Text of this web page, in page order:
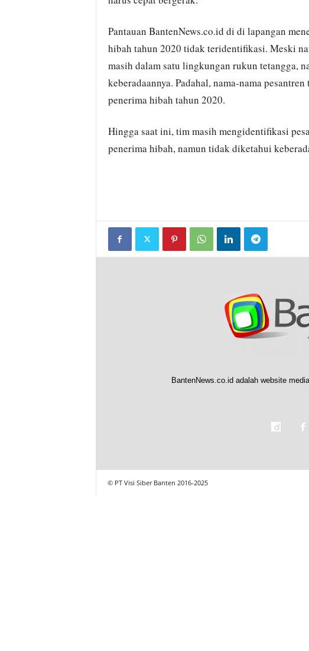
Pantauan BantenNews.co.id di di lapangan
hibah tahun 2020 tidak teridentifikasi. Meski
masih dalam satu lingkungan rukun tetangga,
keberadaannya. Padahal, nama-nama
penerima hibah tahun 2020.
Hingga saat ini, tim masih mengidentifikasi
penerima hibah, namun tidak diketahui
BantenNews.co.id adalah website
© PT Visi Siber Banten 2016-2025